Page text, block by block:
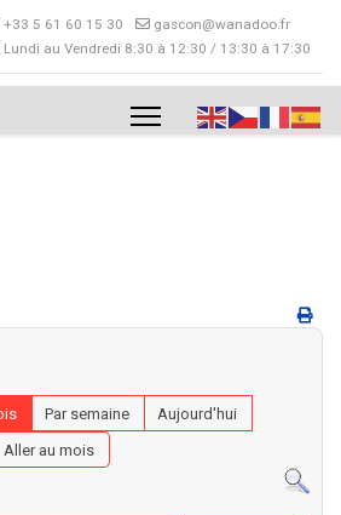
+33 5 61 60 15 30
gascon@wanadoo.fr
Lundi au Vendredi 8:30 à 12:30 / 13:30 à 17:30
Par semaine
Aujourd'hui
Aller au mois